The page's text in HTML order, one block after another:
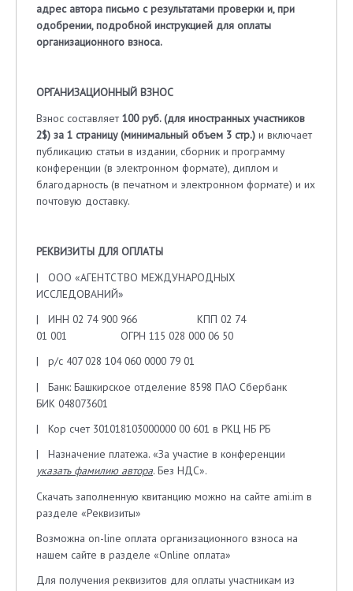
адрес автора письмо с результатами проверки и, при
одобрении, подробной инструкцией для оплаты
организационного взноса.
ОРГАНИЗАЦИОННЫЙ ВЗНОС
Взнос составляет100 руб. (для иностранных участников
2$) за 1 страницу (минимальный объем 3 стр.) и включает
публикацию статьи в издании, сборник и программу
конференции (в электронном формате), диплом и
благодарность (в печатном и электронном формате) и их
почтовую доставку.
РЕКВИЗИТЫ ДЛЯ ОПЛАТЫ
| ООО «АГЕНТСТВО МЕЖДУНАРОДНЫХ
ИССЛЕДОВАНИЙ»
| ИНН 02 74 900 966 КПП 02 74
01 001 ОГРН 115 028 000 06 50
| р/с 407 028 104 060 0000 79 01
| Банк: Башкирское отделение 8598 ПАО Сбербанк
БИК 048073601
| Кор счет 301018103000000 00 601 в РКЦ НБ РБ
| Назначение платежа. «За участие в конференции
указать фамилию автора. Без НДС».
Скачать заполненную квитанцию можно на сайте ami.im в
разделе «Реквизиты»
Возможна on-line оплата организационного взноса на
нашем сайте в разделе «Online оплата»
Для получения реквизитов для оплаты участникам из